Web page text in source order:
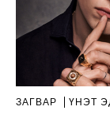
ЗАГВАР ҮНЭТ